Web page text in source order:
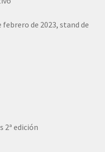
febrero de 2023, stand de
2ª edición